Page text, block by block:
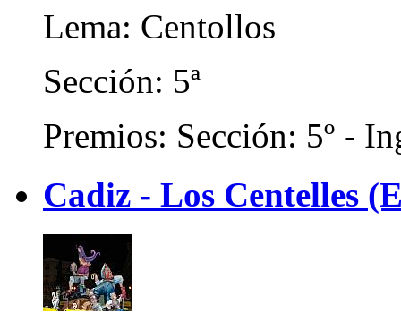
Lema: Centollos
Sección: 5ª
Premios: Sección: 5º -
Cadiz - Los Centelles